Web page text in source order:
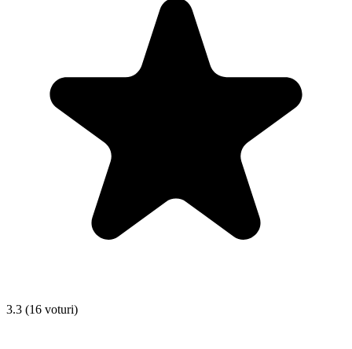
3.3 (16 voturi)